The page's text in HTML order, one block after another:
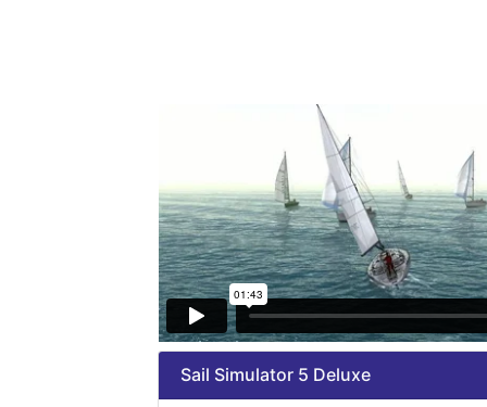
Sail Simulator 5 Deluxe